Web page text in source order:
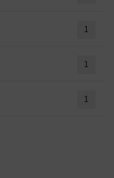
1
1
1